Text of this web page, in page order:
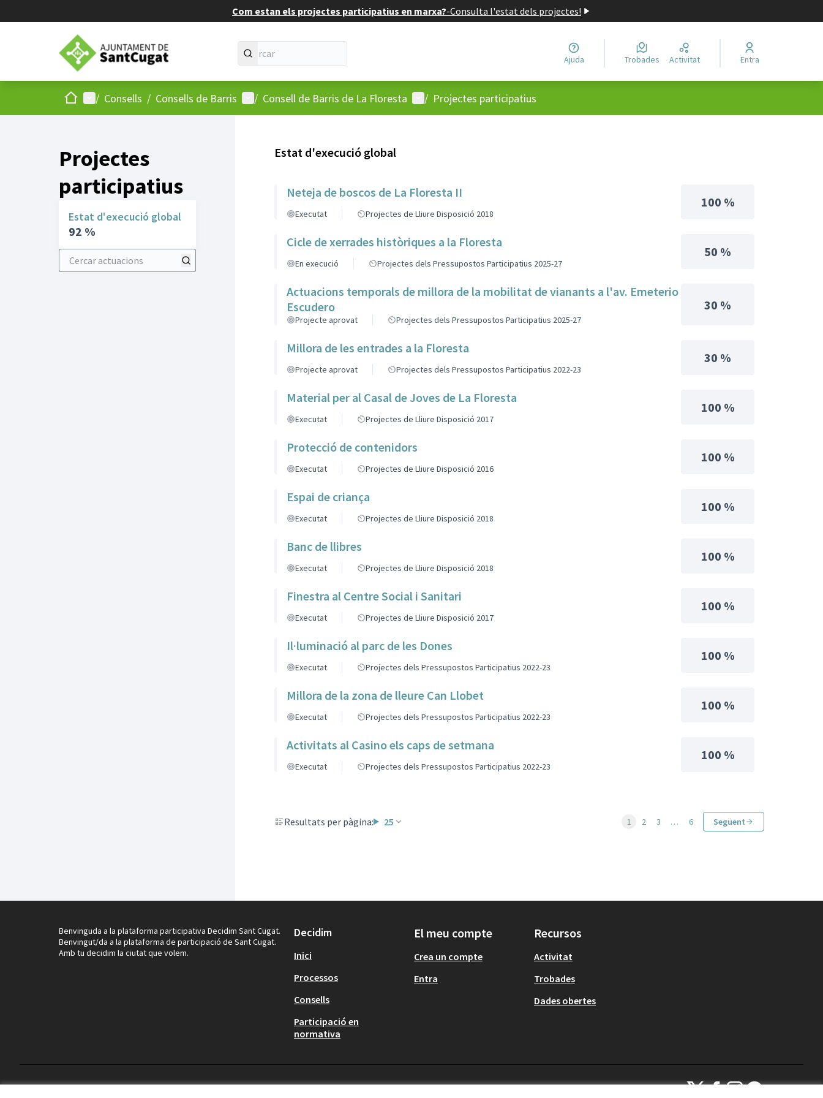
Com estan els projectes participatius en marxa?-Consulta l'estat dels projectes!
Ajuda Trobades Activitat Entra
Inici Menú principal
/ Consells / Consells de Barris Menú d'usuari
/ Consell de Barris de La Floresta Menú d'usuari
/ Projectes participatius
Projectes
participatius
Estat d'execució global
92 %
Cercar actuacions
Estat d'execució global
Neteja de boscos de La Floresta II
Executat Projectes de Lliure Disposició 2018
100 %
Cicle de xerrades històriques a la Floresta
En execució Projectes dels Pressupostos Participatius 2025-27
50 %
Actuacions temporals de millora de la mobilitat de vianants a l'av. Emeterio
Escudero
Projecte aprovat Projectes dels Pressupostos Participatius 2025-27
30 %
Millora de les entrades a la Floresta
Projecte aprovat Projectes dels Pressupostos Participatius 2022-23
30 %
Material per al Casal de Joves de La Floresta
Executat Projectes de Lliure Disposició 2017
100 %
Protecció de contenidors
Executat Projectes de Lliure Disposició 2016
100 %
Espai de criança
Executat Projectes de Lliure Disposició 2018
100 %
Banc de llibres
Executat Projectes de Lliure Disposició 2018
100 %
Finestra al Centre Social i Sanitari
Executat Projectes de Lliure Disposició 2017
100 %
Il·luminació al parc de les Dones
Executat Projectes dels Pressupostos Participatius 2022-23
100 %
Millora de la zona de lleure Can Llobet
Executat Projectes dels Pressupostos Participatius 2022-23
100 %
Activitats al Casino els caps de setmana
Executat Projectes dels Pressupostos Participatius 2022-23
100 %
Resultats per pàgina: 25 1 2 3 … 6 Següent
Benvinguda a la plataforma participativa Decidim Sant Cugat.
Benvingut/da a la plataforma de participació de Sant Cugat.
Amb tu decidim la ciutat que volem.
Decidim
Inici
Processos
Consells
Participació en
normativa
El meu compte
Crea un compte
Entra
Recursos
Activitat
Trobades
Dades obertes
Decidim Sant Cugat a X
Decidim Sant Cugat a Facebook
Decidim Sant Cugat a
Decidim Sant Cugat